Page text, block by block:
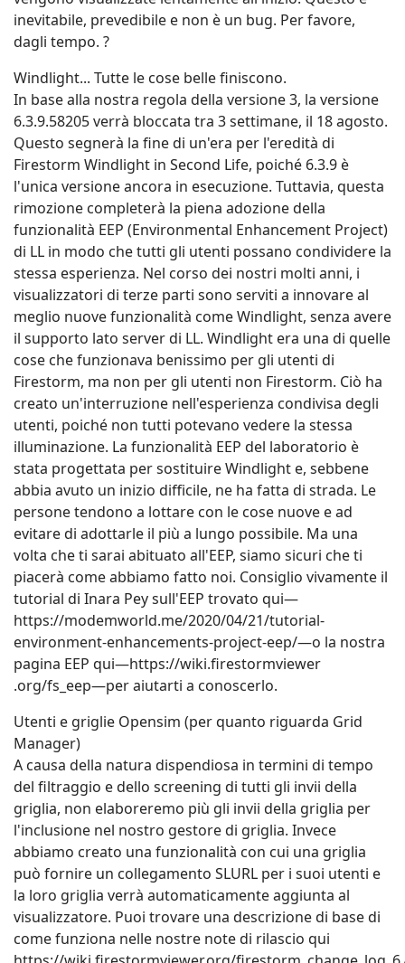
o fare una visita a Inara Il blog di Pey qui
https://wp.me/pxezy-tua per il suo riassunto
dettagliato.
Nota: questo aggiornamento cancellerà la cache al
primo avvio e quindi potresti riscontrare che le cose
vengono visualizzate lentamente all'inizio. Questo è
inevitabile, prevedibile e non è un bug. Per favore,
dagli tempo. ?
Windlight... Tutte le cose belle finiscono.
In base alla nostra regola della versione 3, la versione
6.3.9.58205 verrà bloccata tra 3 settimane, il 18 agosto.
Questo segnerà la fine di un'era per l'eredità di
Firestorm Windlight in Second Life, poiché 6.3.9 è
l'unica versione ancora in esecuzione. Tuttavia, questa
rimozione completerà la piena adozione della
funzionalità EEP (Environmental Enhancement Project)
di LL in modo che tutti gli utenti possano condividere la
stessa esperienza. Nel corso dei nostri molti anni, i
visualizzatori di terze parti sono serviti a innovare al
meglio nuove funzionalità come Windlight, senza avere
il supporto lato server di LL. Windlight era una di quelle
cose che funzionava benissimo per gli utenti di
Firestorm, ma non per gli utenti non Firestorm. Ciò ha
creato un'interruzione nell'esperienza condivisa degli
utenti, poiché non tutti potevano vedere la stessa
illuminazione. La funzionalità EEP del laboratorio è
stata progettata per sostituire Windlight e, sebbene
abbia avuto un inizio difficile, ne ha fatta di strada. Le
persone tendono a lottare con le cose nuove e ad
evitare di adottarle il più a lungo possibile. Ma una
volta che ti sarai abituato all'EEP, siamo sicuri che ti
piacerà come abbiamo fatto noi. Consiglio vivamente il
tutorial di Inara Pey sull'EEP trovato qui—
https://modemworld.me/2020/04/21/tutorial-
environment-enhancements-project-eep/—o la nostra
pagina EEP qui—https://wiki.firestormviewer
.org/fs_eep—per aiutarti a conoscerlo.
Utenti e griglie Opensim (per quanto riguarda Grid
Manager)
A causa della natura dispendiosa in termini di tempo
del filtraggio e dello screening di tutti gli invii della
griglia, non elaboreremo più gli invii della griglia per